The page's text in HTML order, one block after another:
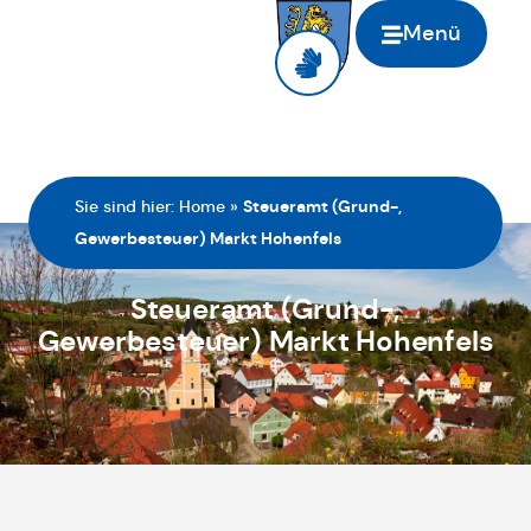
Menü
Sie sind hier: Home » Steueramt (Grund-,
Gewerbesteuer) Markt Hohenfels
Steueramt (Grund-,
Gewerbesteuer) Markt Hohenfels